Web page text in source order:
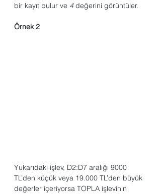
bir kayıt bulur ve 4 değerini görüntüler.
Örnek 2
Yukarıdaki işlev, D2:D7 aralığı 9000
TL’den küçük veya 19.000 TL’den büyük
değerler içeriyorsa TOPLA işlevinin